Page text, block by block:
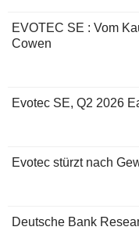
EVOTEC SE : Vom
Cowen
Evotec SE, Q2 2026
Evotec stürzt nach
Deutsche Bank